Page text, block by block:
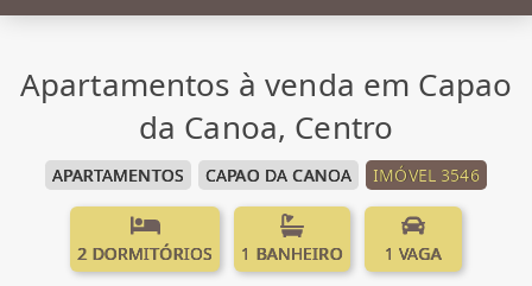
Apartamentos à venda em Capao
da Canoa, Centro
APARTAMENTOS CAPAO DA CANOA IMÓVEL 3546
2 DORMITÓRIOS 1 BANHEIRO 1 VAGA